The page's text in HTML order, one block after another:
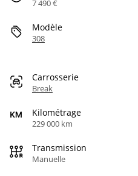
7 490 €
Modèle
308
Carrosserie
Break
Kilométrage
229 000 km
Transmission
Manuelle